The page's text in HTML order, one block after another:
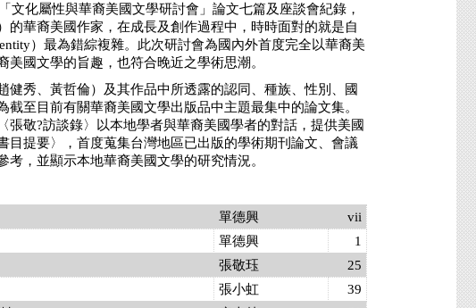
化屬性與華裔美國文學研討會」論文七篇及座談會紀錄，
華裔美國作家，在成長及創作過程中，時時面對的就是自
）最為錯綜複雜。此次研討會為國內外首度完全以華裔美
國文學的旨趣，也符合晚近之學術思潮。
秀、黃哲倫）及其作品中所透露的認同、種族、性別、國
至目前有關華裔美國文學出版品中主題最集中的論文集。
敬?訪談錄〉以本地學者與華裔美國學者的對話，提供美國
提要〉，首度蒐集台灣地區已出版的學術期刊論文、會議
，並顯示本地華裔美國文學的研究情況。
單德興
vii
單德興
1
張敬珏
25
張小虹
39